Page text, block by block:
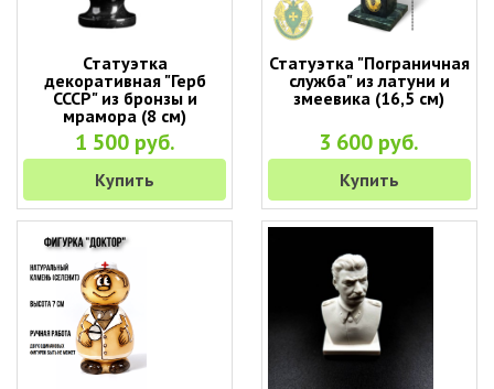
Статуэтка
декоративная "Герб
СССР" из бронзы и
мрамора (8 см)
1 500 руб.
Купить
Статуэтка "Пограничная
служба" из латуни и
змеевика (16,5 см)
3 600 руб.
Купить